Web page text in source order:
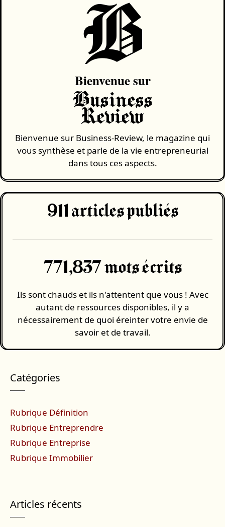
B
Bienvenue sur
Business
Review
Bienvenue sur Business-Review, le magazine qui
vous synthèse et parle de la vie entrepreneurial
dans tous ces aspects.
911 articles publiés
771,837 mots écrits
Ils sont chauds et ils n'attentent que vous ! Avec
autant de ressources disponibles, il y a
nécessairement de quoi éreinter votre envie de
savoir et de travail.
Catégories
Rubrique Définition
Rubrique Entreprendre
Rubrique Entreprise
Rubrique Immobilier
Articles récents